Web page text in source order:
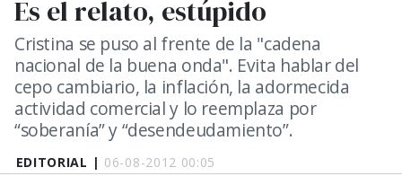
EDITORIAL | 06-08-2012 00:05
Es el relato, estúpido
Cristina se puso al frente de la "cadena
nacional de la buena onda". Evita hablar del
cepo cambiario, la inflación, la adormecida
actividad comercial y lo reemplaza por
“soberanía” y “desendeudamiento”.